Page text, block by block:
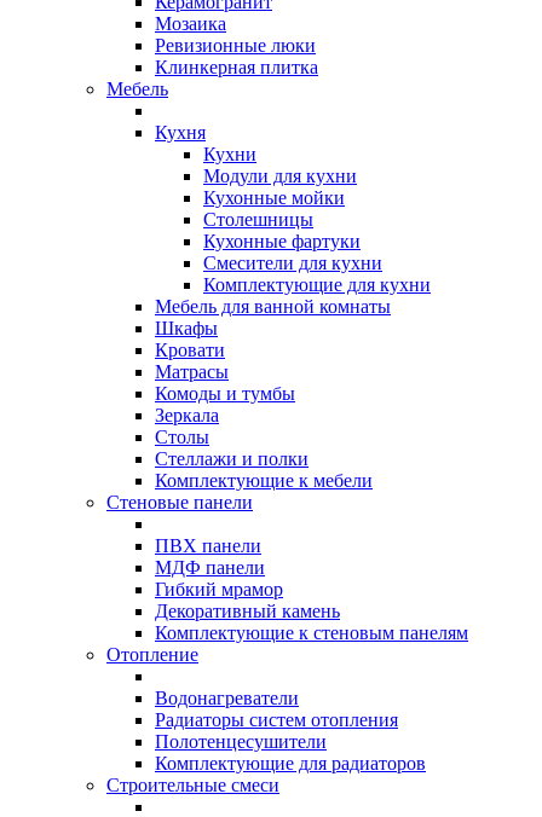
Мозаика
Ревизионные люки
Клинкерная плитка
Мебель
Кухня
Кухни
Модули для кухни
Кухонные мойки
Столешницы
Кухонные фартуки
Смесители для кухни
Комплектующие для кухни
Мебель для ванной комнаты
Шкафы
Кровати
Матрасы
Комоды и тумбы
Зеркала
Столы
Стеллажи и полки
Комплектующие к мебели
Стеновые панели
ПВХ панели
МДФ панели
Гибкий мрамор
Декоративный камень
Комплектующие к стеновым панелям
Отопление
Водонагреватели
Радиаторы систем отопления
Полотенцесушители
Комплектующие для радиаторов
Строительные смеси